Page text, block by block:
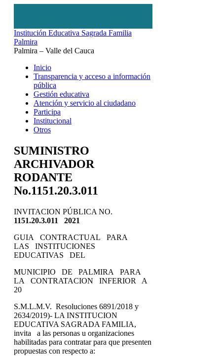
Institución Educativa Sagrada Familia
Palmira
Palmira – Valle del Cauca
Inicio
Transparencia y acceso a información
pública
Gestión educativa
Atención y servicio al ciudadano
Participa
Institucional
Otros
SUMINISTRO
ARCHIVADOR
RODANTE
No.1151.20.3.011
INVITACION PÚBLICA NO.
1151.20.3.011 2021
GUIA CONTRACTUAL PARA
LAS INSTITUCIONES
EDUCATIVAS DEL
MUNICIPIO DE PALMIRA PARA
LA CONTRATACION INFERIOR A
20
S.M.L.M.V. Resoluciones 6891/2018 y
2634/2019)- LA INSTITUCION
EDUCATIVA SAGRADA FAMILIA,
invita a las personas u organizaciones
habilitadas para contratar para que presenten
propuestas con respecto a: